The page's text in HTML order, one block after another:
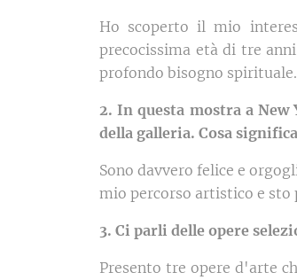
Ho scoperto il mio
precocissima età di tre
profondo bisogno spirituale.
2. In questa mostra a
della galleria. Cosa
Sono davvero felice e
mio percorso artistico e
3. Ci parli delle opere
Presento tre opere d'arte